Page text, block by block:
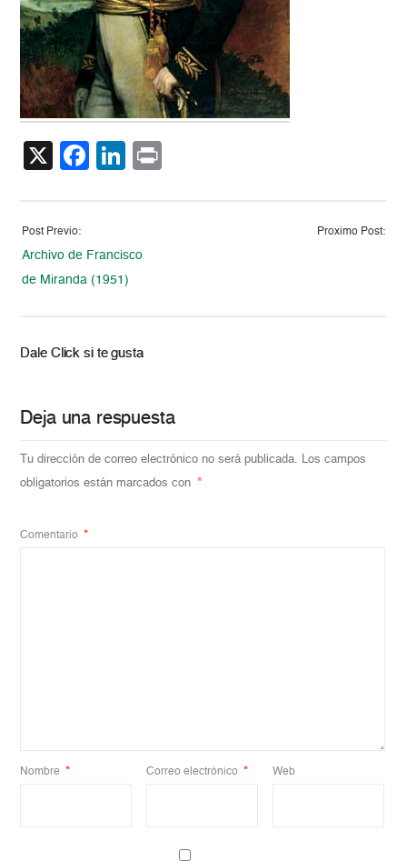
X Facebook
LinkedIn
Post Previo:
Archivo de Francisco
de Miranda (1951)
Proximo Post:
Dale Click si te gusta
Deja una respuesta
Tu dirección de correo electrónico no será publicada. Los campos
obligatorios están marcados con
*
Comentario *
Nombre * Correo electrónico * Web